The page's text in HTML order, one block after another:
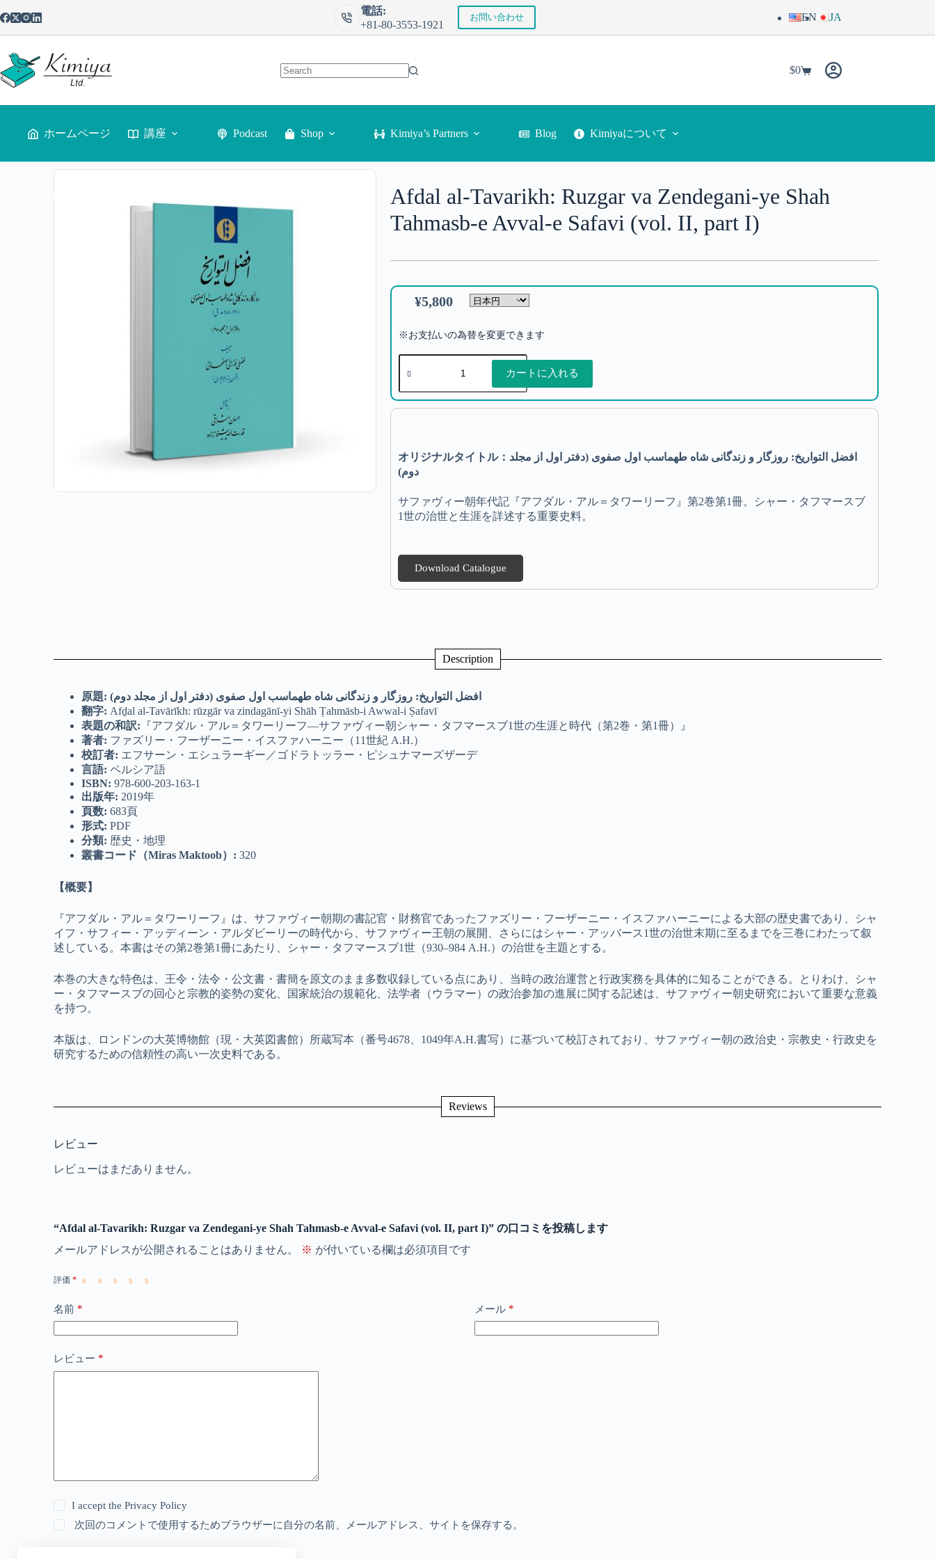
電話:
+81-80-3553-1921
お問い合わせ EN JA
$0
ホームページ 講座 Podcast Shop Kimiya’s Partners Blog Kimiyaについて
Afdal al-Tavarikh: Ruzgar va Zendegani-ye Shah
Tahmasb-e Avval-e Safavi (vol. II, part I)
¥5,800
※お支払いの為替を変更できます
カートに入れる
オリジナルタイトル：افضل التواریخ: روزگار و زندگانی شاه طهماسب اول صفوی (دفتر اول از مجلد
دوم)
サファヴィー朝年代記『アフダル・アル＝タワーリーフ』第2巻第1冊。シャー・タフマースブ
1世の治世と生涯を詳述する重要史料。
Download Catalogue
Description
原題
: افضل التواریخ: روزگار و زندگانی شاه طهماسب اول صفوی (دفتر اول از مجلد دوم)
翻字: Afḏal al-Tavārīkh: rūzgār va zindagānī-yi Shāh Ṭahmāsb-i Awwal-i Ṣafavī
表題の和訳: 『アフダル・アル＝タワーリーフ―サファヴィー朝シャー・タフマースブ1世の生涯と時代（第2巻・第1冊）』
著者: ファズリー・フーザーニー・イスファハーニー（11世紀 A.H.）
校訂者: エフサーン・エシュラーギー／ゴドラトッラー・ピシュナマーズザーデ
言語: ペルシア語
ISBN: 978-600-203-163-1
出版年: 2019年
頁数: 683頁
形式: PDF
分類: 歴史・地理
叢書コード（Miras Maktoob） : 320
【概要】
『アフダル・アル＝タワーリーフ』は、サファヴィー朝期の書記官・財務官であったファズリー・フーザーニー・イスファハーニーによる大部の歴史書であり、シャ
イフ・サフィー・アッディーン・アルダビーリーの時代から、サファヴィー王朝の展開、さらにはシャー・アッバース1世の治世末期に至るまでを三巻にわたって叙
述している。本書はその第2巻第1冊にあたり、シャー・タフマースブ1世（930–984 A.H.）の治世を主題とする。
本巻の大きな特色は、王令・法令・公文書・書簡を原文のまま多数収録している点にあり、当時の政治運営と行政実務を具体的に知ることができる。とりわけ、シャ
ー・タフマースブの回心と宗教的姿勢の変化、国家統治の規範化、法学者（ウラマー）の政治参加の進展に関する記述は、サファヴィー朝史研究において重要な意義
を持つ。
本版は、ロンドンの大英博物館（現・大英図書館）所蔵写本（番号4678、1049年A.H.書写）に基づいて校訂されており、サファヴィー朝の政治史・宗教史・行政史を
研究するための信頼性の高い一次史料である。
Reviews
レビュー
レビューはまだありません。
“Afdal al-Tavarikh: Ruzgar va Zendegani-ye Shah Tahmasb-e Avval-e Safavi (vol. II, part I)” の口コミを投稿します
メールアドレスが公開されることはありません。
※ が付いている欄は必須項目です
評価*
名前 * メール *
レビュー *
I accept the Privacy Policy
次回のコメントで使用するためブラウザーに自分の名前、メールアドレス、サイトを保存する。